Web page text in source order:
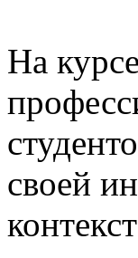
На
своей